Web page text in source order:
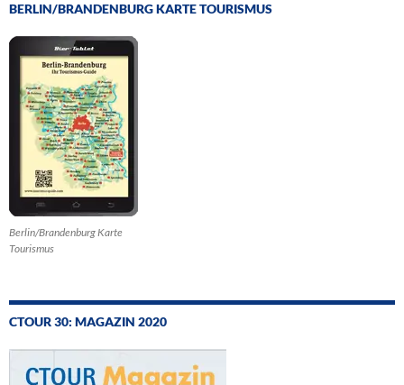
BERLIN/BRANDENBURG KARTE TOURISMUS
Berlin/Brandenburg Karte
Tourismus
CTOUR 30: MAGAZIN 2020